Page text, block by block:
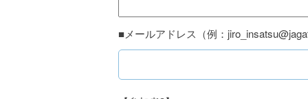
■メールアドレス（例：